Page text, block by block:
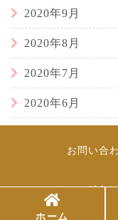
2020年9月
2020年8月
2020年7月
2020年6月
お問い合
© 2017レディース鍼灸
ホーム